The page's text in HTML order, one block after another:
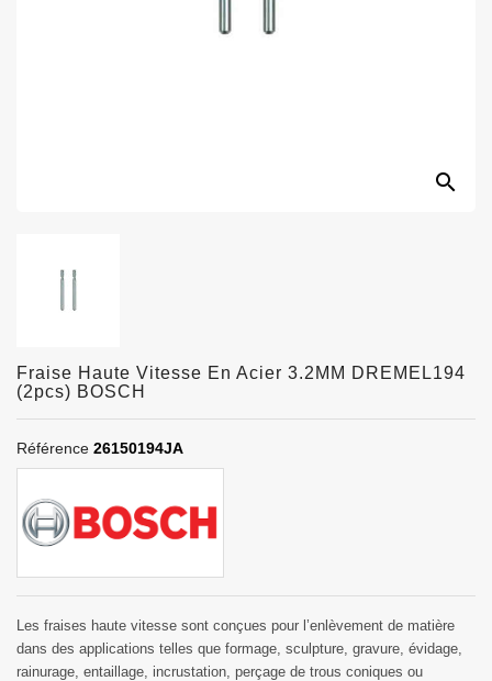
search
Fraise Haute Vitesse En Acier 3.2MM DREMEL194
(2pcs) BOSCH
Référence 26150194JA
Les fraises haute vitesse sont conçues pour l’enlèvement de matière
dans des applications telles que formage, sculpture, gravure, évidage,
rainurage, entaillage, incrustation, perçage de trous coniques ou